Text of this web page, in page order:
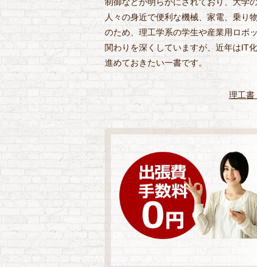
制御などが明らかにされており、大学
人々の身近で便利な機械、家電、乗り
のため、理工学系の学生や産業用ロボ
関わりを深くしていますが、近年はIT
進めておきたい一書です。
理工書